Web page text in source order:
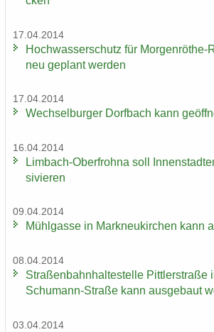
17.04.2014
Hoch­was­ser­schutz für Morgenröthe-​
neu ge­plant wer­den
17.04.2014
Wech­sel­bur­ger Dorf­bach kann
16.04.2014
Limbach-​Oberfrohna soll
si­vie­ren
09.04.2014
Mühl­gas­se in Mark­neu­kir­chen kann
08.04.2014
Stra­ßen­bahn­hal­te­stel­le Pitt­ler­stra­ße
Schumann-Straße kann aus­ge­baut
03.04.2014